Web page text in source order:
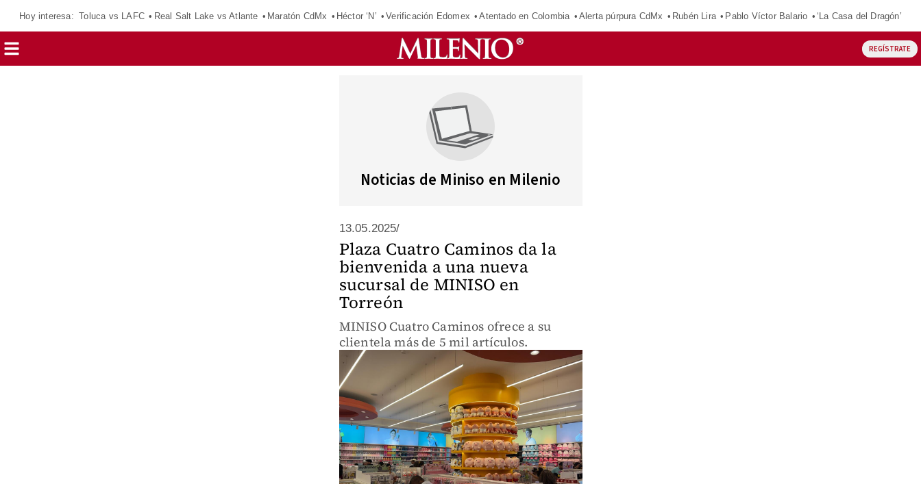
Hoy interesa: Toluca vs LAFC Real Salt Lake vs Atlante Maratón CdMx Héctor ‘N’ Verificación Edomex Atentado en Colombia Alerta púrpura CdMx Rubén Lira Pablo Víctor Balario ‘La Casa del Dragón’
REGÍSTRATE
Noticias de Miniso en Milenio
13.05.2025/
Plaza Cuatro Caminos da la
bienvenida a una nueva
sucursal de MINISO en
Torreón
MINISO Cuatro Caminos ofrece a su
clientela más de 5 mil artículos.